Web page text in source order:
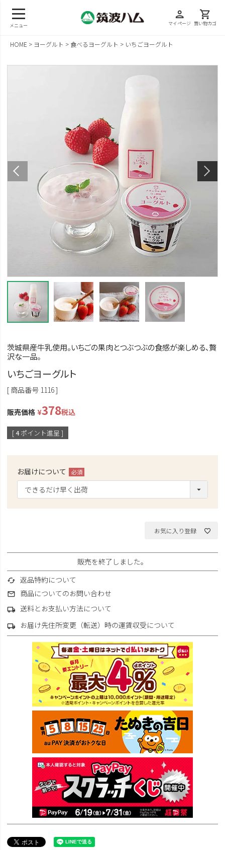
メニュー
person
マイページ
shopping_cart
買い物カゴ
HOME ヨーグルト 食べるヨーグルト いちごヨーグルト
茨城県産牛乳使用。いちごの果肉とつぶつぶの食感が楽しめる、贅
沢な一品。
いちごヨーグルト
商品番号 1116
販売価格 ¥378税込
[4ポイント進呈 ]
お届けについて
(必
須)
お気に入り登録
販売を終了しました。
返品特約について
商品についてのお問い合わせ
送料とお支払い方法について
お届け先住所変更（転送）時の運賃収受について